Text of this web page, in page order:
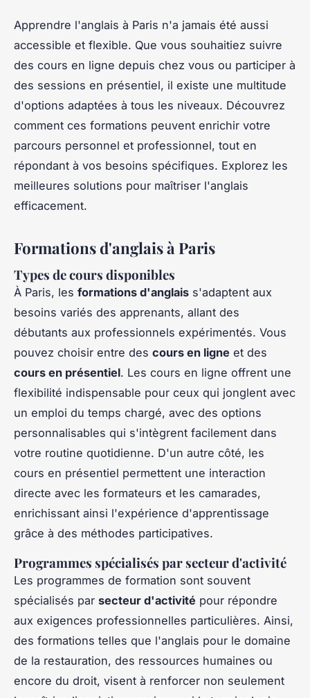
Apprendre l'anglais à Paris n'a jamais été aussi
accessible et flexible. Que vous souhaitiez suivre
des cours en ligne depuis chez vous ou participer à
des sessions en présentiel, il existe une multitude
d'options adaptées à tous les niveaux. Découvrez
comment ces formations peuvent enrichir votre
parcours personnel et professionnel, tout en
répondant à vos besoins spécifiques. Explorez les
meilleures solutions pour maîtriser l'anglais
efficacement.
Formations d'anglais à Paris
Types de cours disponibles
À Paris, les formations d'anglais s'adaptent aux
besoins variés des apprenants, allant des
débutants aux professionnels expérimentés. Vous
pouvez choisir entre des cours en ligne et des
cours en présentiel. Les cours en ligne offrent une
flexibilité indispensable pour ceux qui jonglent avec
un emploi du temps chargé, avec des options
personnalisables qui s'intègrent facilement dans
votre routine quotidienne. D'un autre côté, les
cours en présentiel permettent une interaction
directe avec les formateurs et les camarades,
enrichissant ainsi l'expérience d'apprentissage
grâce à des méthodes participatives.
Programmes spécialisés par secteur d'activité
Les programmes de formation sont souvent
spécialisés par secteur d'activité pour répondre
aux exigences professionnelles particulières. Ainsi,
des formations telles que l'anglais pour le domaine
de la restauration, des ressources humaines ou
encore du droit, visent à renforcer non seulement